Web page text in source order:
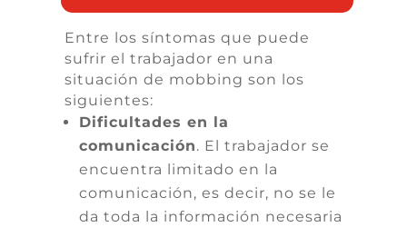
Entre los síntomas que puede
sufrir el trabajador en una
situación de mobbing son los
siguientes:
Dificultades en la
comunicación. El trabajador se
encuentra limitado en la
comunicación, es decir, no se le
da toda la información necesaria